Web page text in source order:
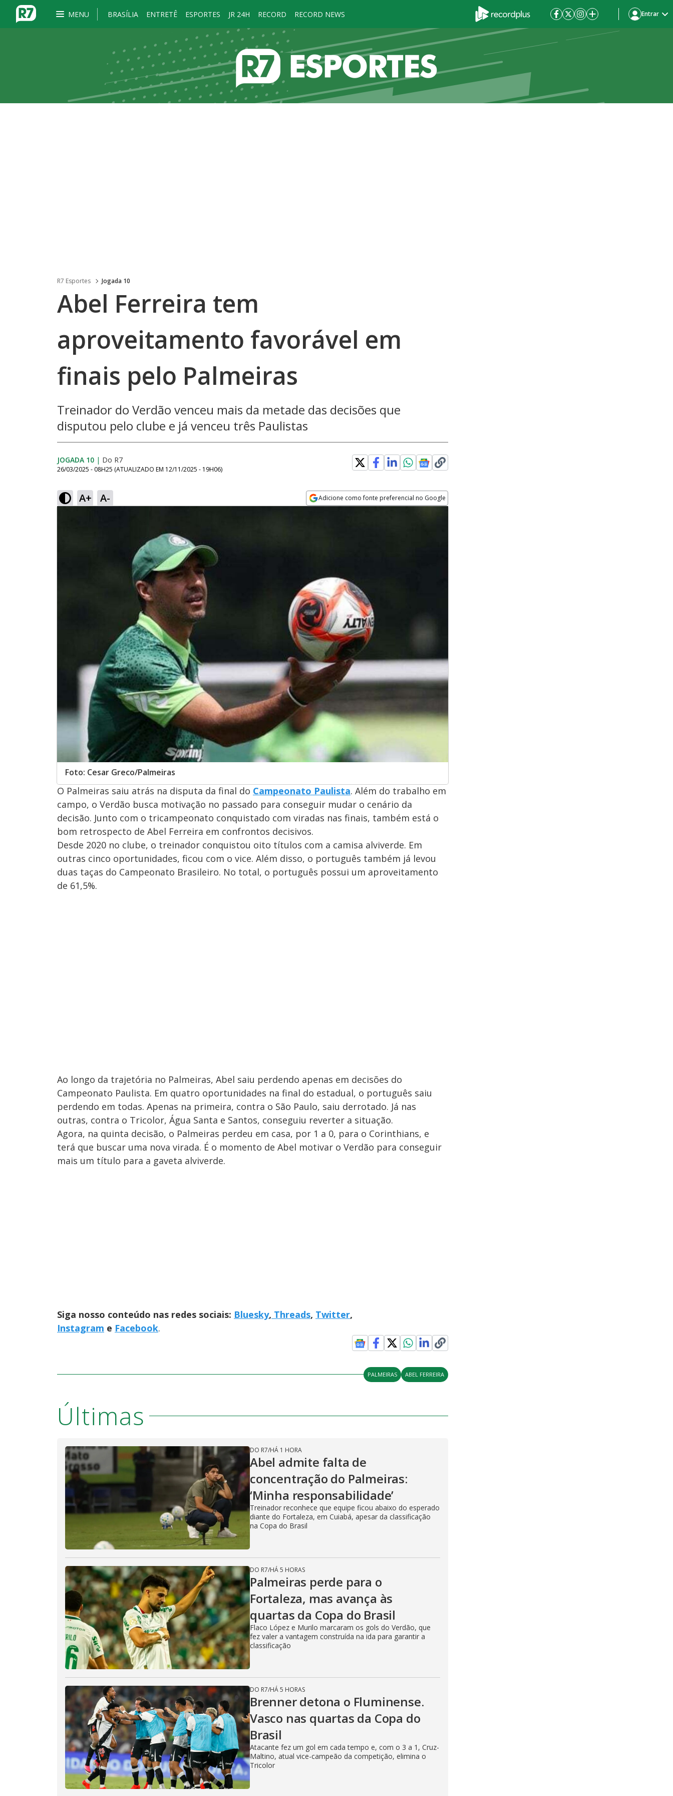
MENU BRASÍLIA ENTRETÊ ESPORTES JR 24H RECORD RECORD NEWS Entrar
R7 Esportes Jogada 10
Abel Ferreira tem
aproveitamento favorável em
finais pelo Palmeiras
Treinador do Verdão venceu mais da metade das decisões que
disputou pelo clube e já venceu três Paulistas
JOGADA 10 | Do R7
26/03/2025 - 08H25 (ATUALIZADO EM 12/11/2025 - 19H06)
A+ A- Adicione como fonte preferencial no Google
Foto: Cesar Greco/Palmeiras
O Palmeiras saiu atrás na disputa da final do Campeonato Paulista. Além do trabalho em
campo, o Verdão busca motivação no passado para conseguir mudar o cenário da
decisão. Junto com o tricampeonato conquistado com viradas nas finais, também está o
bom retrospecto de Abel Ferreira em confrontos decisivos.
Desde 2020 no clube, o treinador conquistou oito títulos com a camisa alviverde. Em
outras cinco oportunidades, ficou com o vice. Além disso, o português também já levou
duas taças do Campeonato Brasileiro. No total, o português possui um aproveitamento
de 61,5%.
Ao longo da trajetória no Palmeiras, Abel saiu perdendo apenas em decisões do
Campeonato Paulista. Em quatro oportunidades na final do estadual, o português saiu
perdendo em todas. Apenas na primeira, contra o São Paulo, saiu derrotado. Já nas
outras, contra o Tricolor, Água Santa e Santos, conseguiu reverter a situação.
Agora, na quinta decisão, o Palmeiras perdeu em casa, por 1 a 0, para o Corinthians, e
terá que buscar uma nova virada. É o momento de Abel motivar o Verdão para conseguir
mais um título para a gaveta alviverde.
Siga nosso conteúdo nas redes sociais: Bluesky, Threads, Twitter,
Instagram e Facebook.
PALMEIRAS ABEL FERREIRA
Últimas
DO R7/HÁ 1 HORA
Abel admite falta de
concentração do Palmeiras:
‘Minha responsabilidade’
Treinador reconhece que equipe ficou abaixo do esperado
diante do Fortaleza, em Cuiabá, apesar da classificação
na Copa do Brasil
DO R7/HÁ 5 HORAS
Palmeiras perde para o
Fortaleza, mas avança às
quartas da Copa do Brasil
Flaco López e Murilo marcaram os gols do Verdão, que
fez valer a vantagem construída na ida para garantir a
classificação
DO R7/HÁ 5 HORAS
Brenner detona o Fluminense.
Vasco nas quartas da Copa do
Brasil
Atacante fez um gol em cada tempo e, com o 3 a 1, Cruz-
Maltino, atual vice-campeão da competição, elimina o
Tricolor